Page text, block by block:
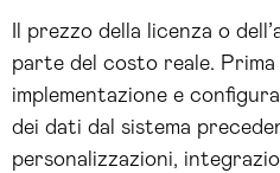
Il prezzo della licenza o
parte del costo reale.
implementazione e
dei dati dal sistema
personalizzazioni,